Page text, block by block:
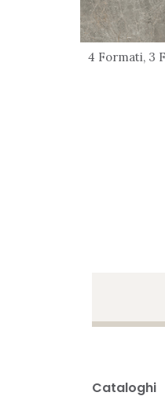
4 Formati, 3
Cataloghi